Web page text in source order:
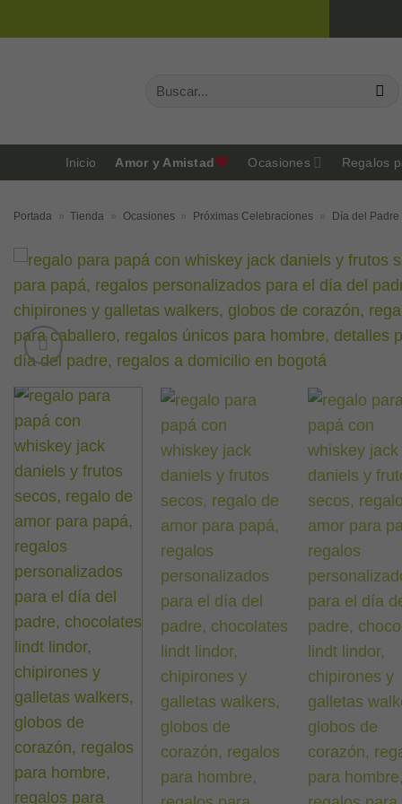
al
Buscar
Inicio Amor y Amistad Ocasiones Regalos
Portada » Tienda » Ocasiones » Próximas Celebraciones » Día del Padre